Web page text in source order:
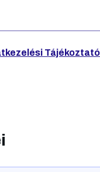
szóló adatszolgáltatásuk
rendelkezésünkre áll. –